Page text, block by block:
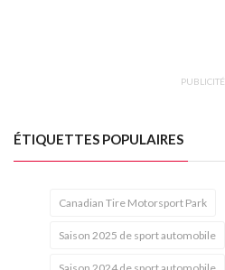
PUBLICITÉ
ÉTIQUETTES POPULAIRES
Canadian Tire Motorsport Park
Saison 2025 de sport automobile